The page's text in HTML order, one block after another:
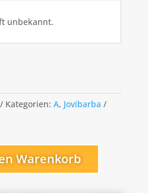
unbekannt.
Kategorien: A, Jovibarba
Warenkorb